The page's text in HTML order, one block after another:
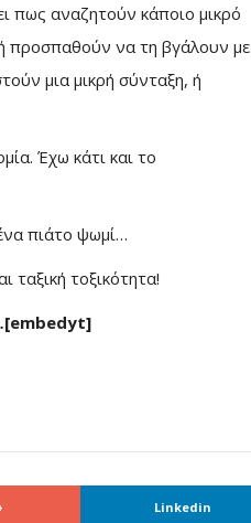
πως αναζητούν κάποιο μικρό
προσπαθούν να τη βγάλουν με
μια μικρή σύνταξη, ή
Έχω κάτι και το
πιάτο ψωμί…
ταξική τοξικότητα!
Linkedin